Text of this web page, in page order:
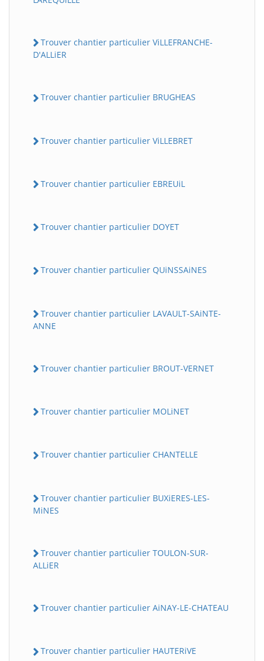
Trouver chantier particulier ViLLEFRANCHE-
D'ALLiER
Trouver chantier particulier BRUGHEAS
Trouver chantier particulier ViLLEBRET
Trouver chantier particulier EBREUiL
Trouver chantier particulier DOYET
Trouver chantier particulier QUiNSSAiNES
Trouver chantier particulier LAVAULT-SAiNTE-
ANNE
Trouver chantier particulier BROUT-VERNET
Trouver chantier particulier MOLiNET
Trouver chantier particulier CHANTELLE
Trouver chantier particulier BUXiERES-LES-
MiNES
Trouver chantier particulier TOULON-SUR-
ALLiER
Trouver chantier particulier AiNAY-LE-CHATEAU
Trouver chantier particulier HAUTERiVE